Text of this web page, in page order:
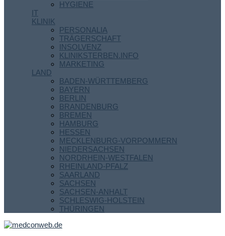
HYGIENE
IT
KLINIK
PERSONALIA
TRÄGERSCHAFT
INSOLVENZ
KLINIKSTERBEN.INFO
MARKETING
LAND
BADEN-WÜRTTEMBERG
BAYERN
BERLIN
BRANDENBURG
BREMEN
HAMBURG
HESSEN
MECKLENBURG-VORPOMMERN
NIEDERSACHSEN
NORDRHEIN-WESTFALEN
RHEINLAND-PFALZ
SAARLAND
SACHSEN
SACHSEN-ANHALT
SCHLESWIG-HOLSTEIN
THÜRINGEN